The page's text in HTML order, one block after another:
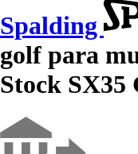
Spalding
golf para
Stock SX35